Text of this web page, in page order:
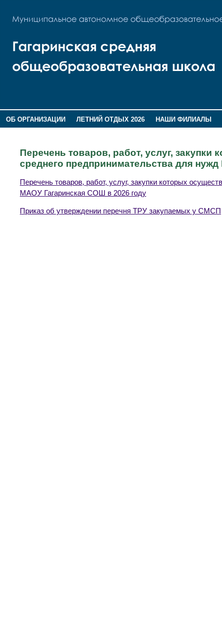
ОБ ОРГАНИЗАЦИИ ЛЕТНИЙ ОТДЫХ 2026
НАШИ ФИЛИАЛЫ
Перечень товаров, работ, услуг,
среднего предпринимательства для
Перечень товаров, работ, услуг, закупки которых
МАОУ Гагаринская СОШ в 2026 году
Приказ об утверждении перечня ТРУ закупаемых у СМСП